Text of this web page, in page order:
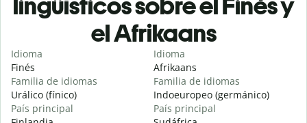
lingüísticos sobre el Finés y
el Afrikaans
Idioma
Finés
Familia de idiomas
Urálico (fínico)
País principal
Idioma
Afrikaans
Familia de idiomas
Indoeuropeo (germánico)
País principal